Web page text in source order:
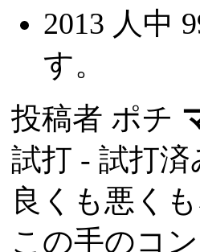
2013 人中
す。
投稿者 ポチ
試打 - 試打済
良くも悪く
この手のコ